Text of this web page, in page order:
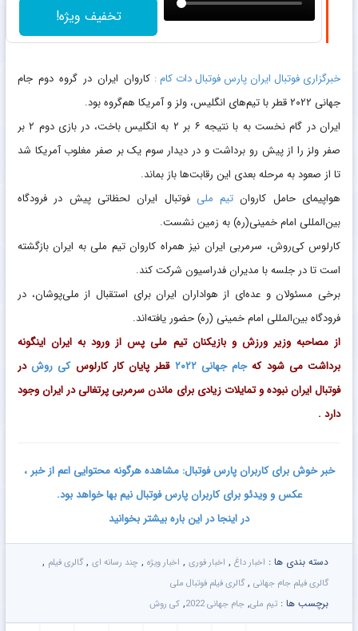
تخفیف ویژه!
خبرگزاری فوتبال ایران پارس فوتبال دات کام : کاروان ایران در گروه دوم جام
جهانی ۲۰۲۲ قطر با تیم‌های انگلیس، ولز و آمریکا هم‌گروه بود.
ایران در گام نخست به با نتیجه ۶ بر ۲ به انگلیس باخت، در بازی دوم ۲ بر
صفر ولز را از پیش رو برداشت و در دیدار سوم یک بر صفر مغلوب آمریکا شد
تا از صعود به مرحله بعدی این رقابت‌ها باز بماند.
هواپیمای حامل کاروان تیم ملی فوتبال ایران لحظاتی پیش در فرودگاه
بین‌المللی امام خمینی(ره) به زمین نشست.
کارلوس کی‌روش، سرمربی ایران نیز همراه کاروان تیم ملی به ایران بازگشته
است تا در جلسه با مدیران فدراسیون شرکت کند.
برخی مسئولان و عده‌ای از هواداران ایران برای استقبال از ملی‌پوشان، در
فرودگاه بین‌المللی امام خمینی (ره) حضور یافته‌اند.
از مصاحبه وزیر ورزش و بازیکنان تیم ملی پس از ورود به ایران اینگونه
برداشت می شود کهجام جهانی ۲۰۲۲ قطر پایان کار کارلوسکی روش در
فوتبال ایران نبوده و تمایلات زیادی برای ماندن سرمربی پرتغالی در ایران وجود
دارد .
خبر خوش برای کاربران پارس فوتبال: مشاهده هرگونه محتوایی اعم از خبر ،
عکس و ویدئو برای کاربران پارس فوتبال نیم بها خواهد بود.
در اینجا در این باره بیشتر بخوانید
دسته بندی ها : اخبار داغ , اخبار فوری , اخبار ویژه , چند رسانه ای , گالری فیلم ,
گالری فیلم جام جهانی , گالری فیلم فوتبال ملی
برچسب ها : تیم ملی, جام جهانی 2022 , کی روش